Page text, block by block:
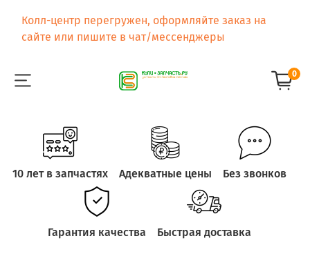
Колл-центр перегружен, оформляйте заказ на
сайте или пишите в чат/мессенджеры
0
10 лет в запчастях Адекватные цены Без звонков
Гарантия качества Быстрая доставка